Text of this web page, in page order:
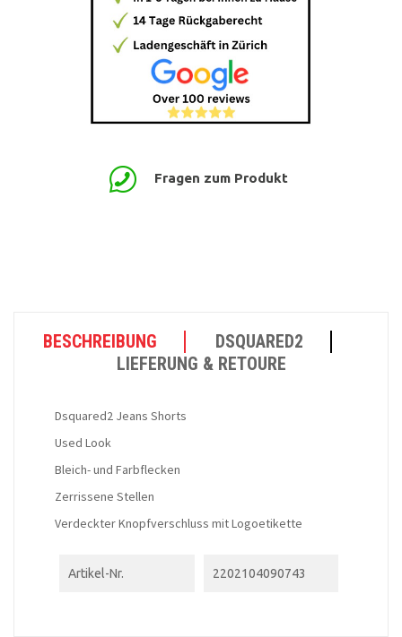
Fragen zum Produkt
BESCHREIBUNG
DSQUARED2
LIEFERUNG & RETOURE
Dsquared2 Jeans Shorts
Used Look
Bleich- und Farbflecken
Zerrissene Stellen
Verdeckter Knopfverschluss mit Logoetikette
Artikel-Nr. 2202104090743